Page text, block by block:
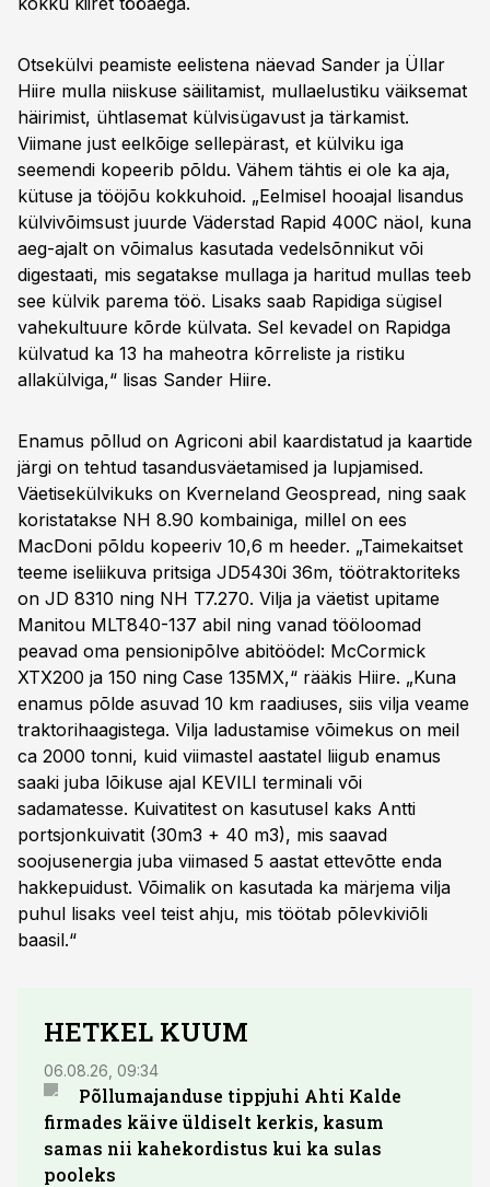
Otsekülvi peamiste eelistena näevad Sander ja Üllar
Hiire mulla niiskuse säilitamist, mullaelustiku väiksemat
häirimist, ühtlasemat külvisügavust ja tärkamist.
Viimane just eelkõige sellepärast, et külviku iga
seemendi kopeerib põldu. Vähem tähtis ei ole ka aja,
kütuse ja tööjõu kokkuhoid. „Eelmisel hooajal lisandus
külvivõimsust juurde Väderstad Rapid 400C näol, kuna
aeg-ajalt on võimalus kasutada vedelsõnnikut või
digestaati, mis segatakse mullaga ja haritud mullas teeb
see külvik parema töö. Lisaks saab Rapidiga sügisel
vahekultuure kõrde külvata. Sel kevadel on Rapidga
külvatud ka 13 ha maheotra kõrreliste ja ristiku
allakülviga,“ lisas Sander Hiire.
Enamus põllud on Agriconi abil kaardistatud ja kaartide
järgi on tehtud tasandusväetamised ja lupjamised.
Väetisekülvikuks on Kverneland Geospread, ning saak
koristatakse NH 8.90 kombainiga, millel on ees
MacDoni põldu kopeeriv 10,6 m heeder. „Taimekaitset
teeme iseliikuva pritsiga JD5430i 36m, töötraktoriteks
on JD 8310 ning NH T7.270. Vilja ja väetist upitame
Manitou MLT840-137 abil ning vanad tööloomad
peavad oma pensionipõlve abitöödel: McCormick
XTX200 ja 150 ning Case 135MX,“ rääkis Hiire. „Kuna
enamus põlde asuvad 10 km raadiuses, siis vilja veame
traktorihaagistega. Vilja ladustamise võimekus on meil
ca 2000 tonni, kuid viimastel aastatel liigub enamus
saaki juba lõikuse ajal KEVILI terminali või
sadamatesse. Kuivatitest on kasutusel kaks Antti
portsjonkuivatit (30m3 + 40 m3), mis saavad
soojusenergia juba viimased 5 aastat ettevõtte enda
hakkepuidust. Võimalik on kasutada ka märjema vilja
puhul lisaks veel teist ahju, mis töötab põlevkiviõli
baasil.“
HETKEL KUUM
06.08.26, 09:34
Põllumajanduse tippjuhi Ahti Kalde
firmades käive üldiselt kerkis, kasum
samas nii kahekordistus kui ka sulas
pooleks